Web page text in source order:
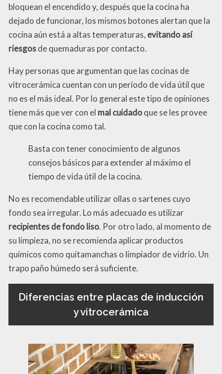
bloquean el encendido y, después que la cocina ha
dejado de funcionar, los mismos botones alertan que la
cocina aún está a altas temperaturas, evitando así
riesgosde quemaduras por contacto.
Hay personas que argumentan que las cocinas de
vitrocerámica cuentan con un período de vida útil que
no es el más ideal. Por lo general este tipo de opiniones
tiene más que ver con el mal cuidadoque se les provee
que con la cocina como tal.
Basta con tener conocimiento de algunos
consejos básicos para extender al máximo el
tiempo de vida útil de la cocina.
No es recomendable utilizar ollas o sartenes cuyo
fondo sea irregular. Lo más adecuado es utilizar
recipientes de fondo liso. Por otro lado, al momento de
su limpieza, no se recomienda aplicar productos
químicos como quitamanchas o limpiador de vidrio. Un
trapo paño húmedo será suficiente.
Diferencias entre placas de inducción
y vitrocerámica